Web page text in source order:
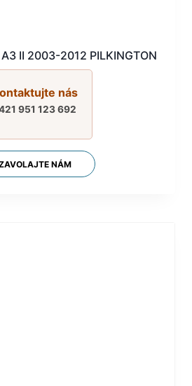
II 2003-2012 PILKINGTON
nás
951 123 692
NÁM